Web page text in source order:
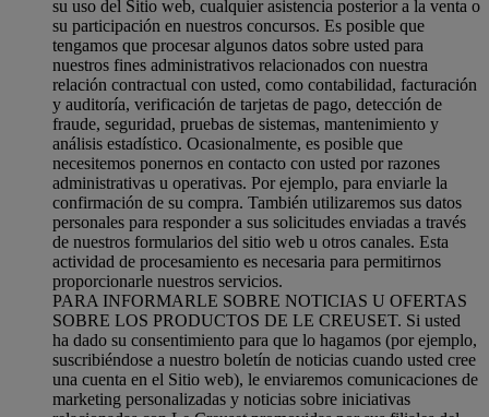
su uso del Sitio web, cualquier asistencia posterior a la venta o
su participación en nuestros concursos. Es posible que
tengamos que procesar algunos datos sobre usted para
nuestros fines administrativos relacionados con nuestra
relación contractual con usted, como contabilidad, facturación
y auditoría, verificación de tarjetas de pago, detección de
fraude, seguridad, pruebas de sistemas, mantenimiento y
análisis estadístico. Ocasionalmente, es posible que
necesitemos ponernos en contacto con usted por razones
administrativas u operativas. Por ejemplo, para enviarle la
confirmación de su compra. También utilizaremos sus datos
personales para responder a sus solicitudes enviadas a través
de nuestros formularios del sitio web u otros canales. Esta
actividad de procesamiento es necesaria para permitirnos
proporcionarle nuestros servicios.
PARA INFORMARLE SOBRE NOTICIAS U OFERTAS
SOBRE LOS PRODUCTOS DE LE CREUSET. Si usted
ha dado su consentimiento para que lo hagamos (por ejemplo,
suscribiéndose a nuestro boletín de noticias cuando usted cree
una cuenta en el Sitio web), le enviaremos comunicaciones de
marketing personalizadas y noticias sobre iniciativas